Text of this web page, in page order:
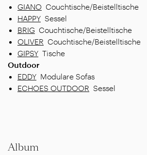
GIANO Couchtische/Beistelltische
HAPPY Sessel
BRIG Couchtische/Beistelltische
OLIVER Couchtische/Beistelltische
GIPSY Tische
Outdoor
EDDY Modulare Sofas
ECHOES OUTDOOR Sessel
Album